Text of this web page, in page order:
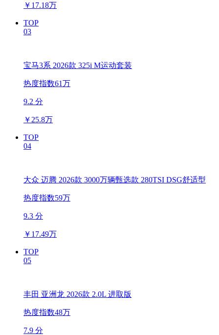
￥ 17.18万
TOP
03
宝马3系 2026款 325i M运动套装
热度指数61万
9.2 分
￥ 25.8万
TOP
04
大众 迈腾 2026款 3000万辆甄选款 280TSI DSG舒适型
热度指数59万
9.3 分
￥ 17.49万
TOP
05
丰田 亚洲龙 2026款 2.0L 进取版
热度指数48万
7.9 分